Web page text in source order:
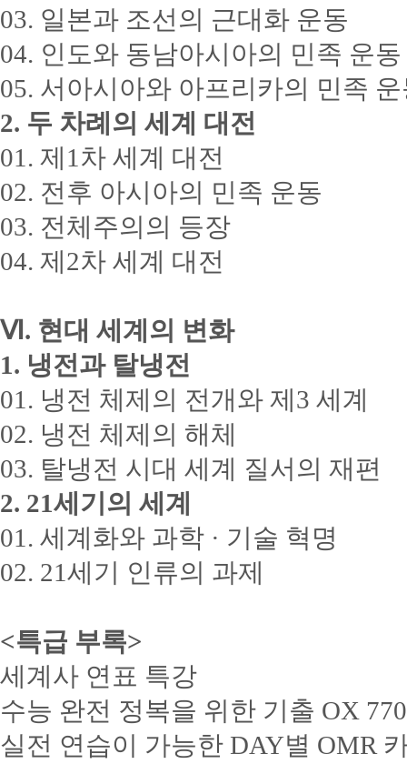
03. 일본과 조선의 근대화 운동
04. 인도와 동남아시아의 민족 운동
05. 서아시아와 아프리카의 민족
2. 두 차례의 세계 대전
01. 제1차 세계 대전
02. 전후 아시아의 민족 운동
03. 전체주의의 등장
04. 제2차 세계 대전
Ⅵ. 현대 세계의 변화
1. 냉전과 탈냉전
01. 냉전 체제의 전개와 제3 세계
02. 냉전 체제의 해체
03. 탈냉전 시대 세계 질서의 재편
2. 21세기의 세계
01. 세계화와 과학 · 기술 혁명
02. 21세기 인류의 과제
<특급 부록>
세계사 연표 특강
수능 완전 정복을 위한 기출 OX
실전 연습이 가능한 DAY별 OMR